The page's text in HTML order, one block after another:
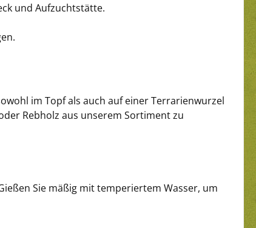
und Aufzuchtstätte.
im Topf als auch auf einer Terrarienwurzel
Rebholz aus unserem Sortiment zu
Sie mäßig mit temperiertem Wasser, um